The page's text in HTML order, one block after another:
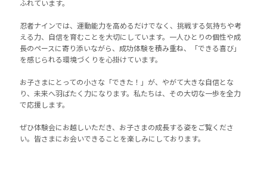
ふれています。
忍者ナインでは、運動能力を高めるだけでなく、挑戦する気持ちや考
える力、自信を育むことを大切にしています。一人ひとりの個性や成
長のペースに寄り添いながら、成功体験を積み重ね、「できる喜び」
を感じられる環境づくりを心掛けています。
お子さまにとっての小さな「できた！」が、やがて大きな自信とな
り、未来へ羽ばたく力になります。私たちは、その大切な一歩を全力
で応援します。
ぜひ体験会にお越しいただき、お子さまの成長する姿をご覧くださ
い。皆さまにお会いできることを楽しみにしております。